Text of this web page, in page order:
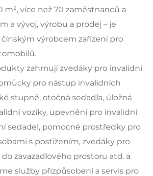
m², více než 70 zaměstnanců a
a vývoj, výrobu a prodej – je
výrobcem zařízení pro
zahrnují zvedáky pro invalidní
pro nástup invalidních
stupně, otočná sedadla, úložná
vozíky, upevnění pro invalidní
sedadel, pomocné prostředky pro
s postižením, zvedáky pro
zavazadlového prostoru atd. a
služby přizpůsobení a servis pro